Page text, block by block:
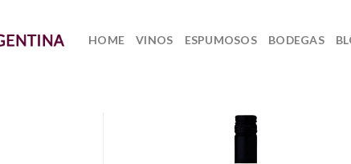
HOME VINOS ESPUMOSOS BODEGAS